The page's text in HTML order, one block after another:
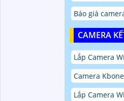
Báo giá
CAMERA
Lắp Camera
Camera
Lắp Camera